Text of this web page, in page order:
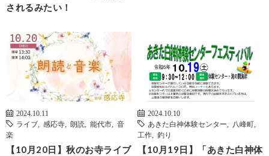
されるみたい！
2024.10.11
ライブ
感応寺 朗読 能代市
音
楽
【10月20日】秋のお寺ライブ
2024.10.10
あきた白神体験センター
八峰町
工作
釣り
【10月19日】「あきた白神体